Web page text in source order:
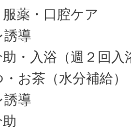
薬・口腔ケア
誘導
・入浴（週２回入
お茶（水分補給）
誘導